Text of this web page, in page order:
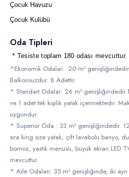
Çocuk Havuzu
Çocuk Kulübü
Oda Tipleri
* Tesiste toplam 180 odası mevcuttur.
*Ekonomik Odalar: 20 m²
Balkonsuzdur. 8 Adettir.
* Standart Odalar: 26 m²
ve 1 adet tek kişilik yatak içermektedir.
uygundur.
* Superior Oda : 33 m² genişliğindedir.
sıra king size yatak, çift lavabolu banyo,
bornoz, yastık menüsü, büyük ekran LED
mevcuttur.
* Aile Odaları: 35 m² genişliğinde, iki